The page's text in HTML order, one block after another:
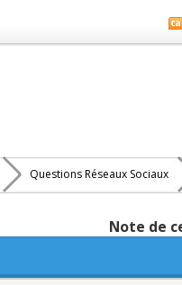
Questions Réseaux Sociaux
Note de